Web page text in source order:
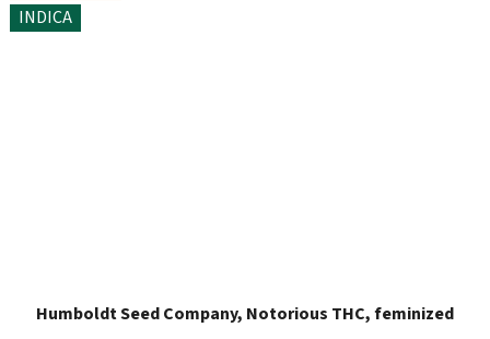
INDICA
Humboldt Seed Company, Notorious THC, feminized